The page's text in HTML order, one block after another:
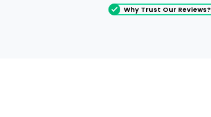
Why Trust Our Reviews?